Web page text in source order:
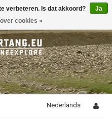
Nederlands
verbeteren. Is dat akkoord?
Ja
cookies »